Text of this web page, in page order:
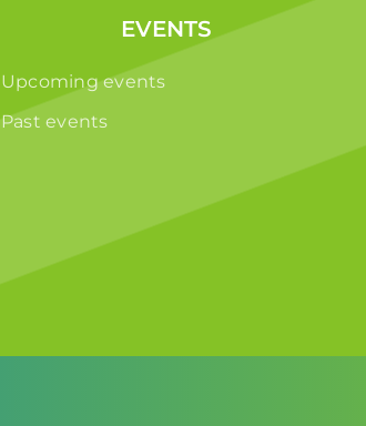
EVENTS
Upcoming events
Past events